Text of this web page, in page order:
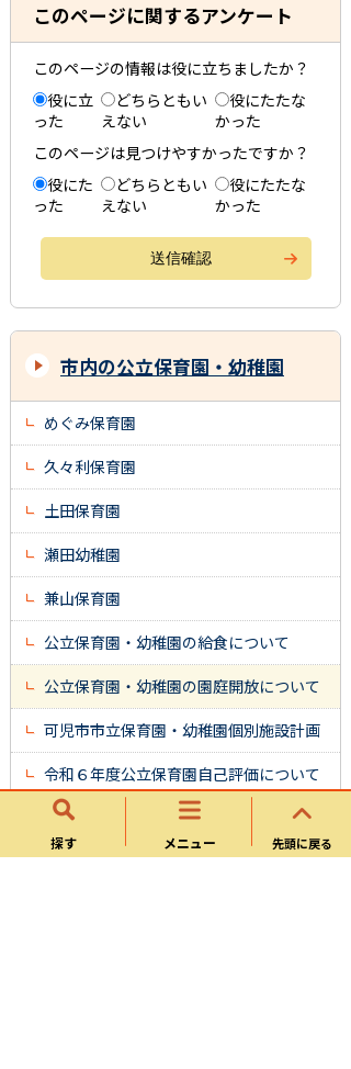
探す メニュー
このページに関するアンケート
このページの情報は役に立ちましたか？
役に立
った
どちらともい
えない
役にたたな
かった
このページは見つけやすかったですか？
役にた
った
どちらともい
えない
役にたたな
かった
先頭に戻る
市内の公立保育園・幼稚園
めぐみ保育園
久々利保育園
土田保育園
瀬田幼稚園
兼山保育園
公立保育園・幼稚園の給食について
公立保育園・幼稚園の園庭開放について
可児市市立保育園・幼稚園個別施設計画
令和６年度公立保育園自己評価について
令和７年度 公立保育園自己評価につい
て